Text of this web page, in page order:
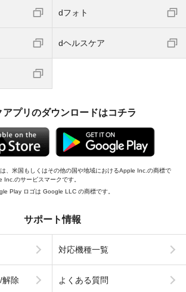
dフォト
dヘルスケア
プリのダウンロードはコチラ
、米国もしくはその他の国や地域におけるApple Inc.の商標で
のサービスマークです。
Play ロゴは Google LLC の商標です。
サポート情報
対応機種一覧
解除 よくある質問